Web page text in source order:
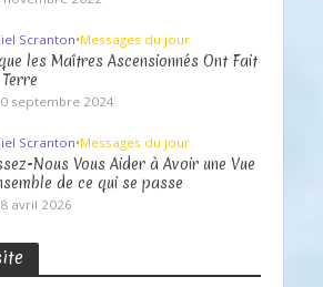
Scranton•Messages du jour
les Maîtres Ascensionnés Ont Fait
septembre 2024
Scranton•Messages du jour
Nous Vous Aider à Avoir une Vue
de ce qui se passe
avril 2026